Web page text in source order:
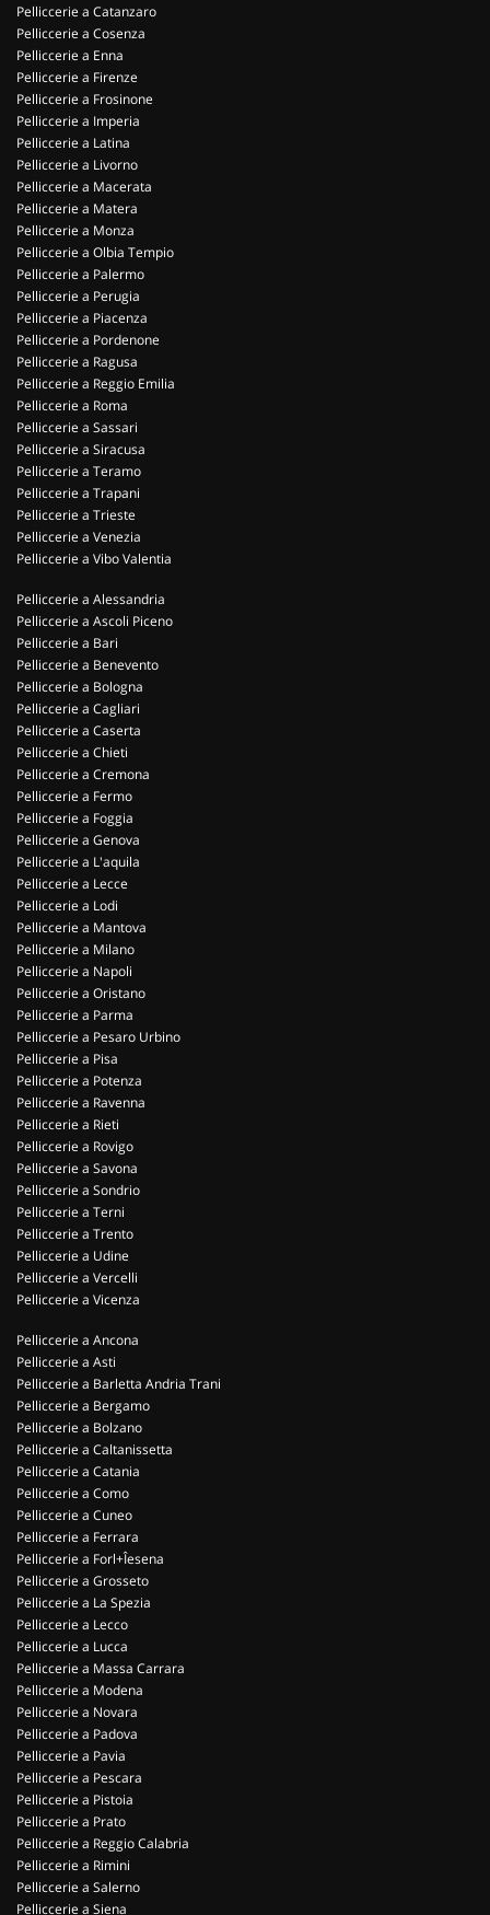
Pelliccerie a Catanzaro
Pelliccerie a Cosenza
Pelliccerie a Enna
Pelliccerie a Firenze
Pelliccerie a Frosinone
Pelliccerie a Imperia
Pelliccerie a Latina
Pelliccerie a Livorno
Pelliccerie a Macerata
Pelliccerie a Matera
Pelliccerie a Monza
Pelliccerie a Olbia Tempio
Pelliccerie a Palermo
Pelliccerie a Perugia
Pelliccerie a Piacenza
Pelliccerie a Pordenone
Pelliccerie a Ragusa
Pelliccerie a Reggio Emilia
Pelliccerie a Roma
Pelliccerie a Sassari
Pelliccerie a Siracusa
Pelliccerie a Teramo
Pelliccerie a Trapani
Pelliccerie a Trieste
Pelliccerie a Venezia
Pelliccerie a Vibo Valentia
Pelliccerie a Alessandria
Pelliccerie a Ascoli Piceno
Pelliccerie a Bari
Pelliccerie a Benevento
Pelliccerie a Bologna
Pelliccerie a Cagliari
Pelliccerie a Caserta
Pelliccerie a Chieti
Pelliccerie a Cremona
Pelliccerie a Fermo
Pelliccerie a Foggia
Pelliccerie a Genova
Pelliccerie a L'aquila
Pelliccerie a Lecce
Pelliccerie a Lodi
Pelliccerie a Mantova
Pelliccerie a Milano
Pelliccerie a Napoli
Pelliccerie a Oristano
Pelliccerie a Parma
Pelliccerie a Pesaro Urbino
Pelliccerie a Pisa
Pelliccerie a Potenza
Pelliccerie a Ravenna
Pelliccerie a Rieti
Pelliccerie a Rovigo
Pelliccerie a Savona
Pelliccerie a Sondrio
Pelliccerie a Terni
Pelliccerie a Trento
Pelliccerie a Udine
Pelliccerie a Vercelli
Pelliccerie a Vicenza
Pelliccerie a Ancona
Pelliccerie a Asti
Pelliccerie a Barletta Andria Trani
Pelliccerie a Bergamo
Pelliccerie a Bolzano
Pelliccerie a Caltanissetta
Pelliccerie a Catania
Pelliccerie a Como
Pelliccerie a Cuneo
Pelliccerie a Ferrara
Pelliccerie a Forl+Îesena
Pelliccerie a Grosseto
Pelliccerie a La Spezia
Pelliccerie a Lecco
Pelliccerie a Lucca
Pelliccerie a Massa Carrara
Pelliccerie a Modena
Pelliccerie a Novara
Pelliccerie a Padova
Pelliccerie a Pavia
Pelliccerie a Pescara
Pelliccerie a Pistoia
Pelliccerie a Prato
Pelliccerie a Reggio Calabria
Pelliccerie a Rimini
Pelliccerie a Salerno
Pelliccerie a Siena